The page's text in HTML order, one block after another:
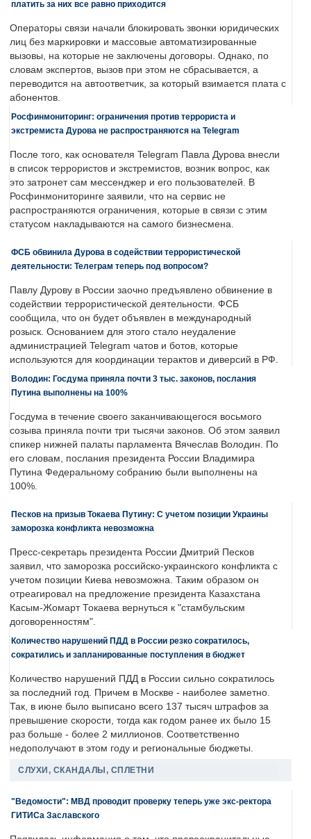
платить за них все равно приходится
Операторы связи начали блокировать звонки юридических
лиц без маркировки и массовые автоматизированные
вызовы, на которые не заключены договоры. Однако, по
словам экспертов, вызов при этом не сбрасывается, а
переводится на автоответчик, за который взимается плата с
абонентов.
Росфинмониторинг: ограничения против террориста и
экстремиста Дурова не распространяются на Telegram
После того, как основателя Telegram Павла Дурова внесли
в список террористов и экстремистов, возник вопрос, как
это затронет сам мессенджер и его пользователей. В
Росфинмониторинге заявили, что на сервис не
распространяются ограничения, которые в связи с этим
статусом накладываются на самого бизнесмена.
ФСБ обвинила Дурова в содействии террористической
деятельности: Телеграм теперь под вопросом?
Павлу Дурову в России заочно предъявлено обвинение в
содействии террористической деятельности. ФСБ
сообщила, что он будет объявлен в международный
розыск. Основанием для этого стало неудаление
администрацией Telegram чатов и ботов, которые
используются для координации терактов и диверсий в РФ.
Володин: Госдума приняла почти 3 тыс. законов, послания
Путина выполнены на 100%
Госдума в течение своего заканчивающегося восьмого
созыва приняла почти три тысячи законов. Об этом заявил
спикер нижней палаты парламента Вячеслав Володин. По
его словам, послания президента России Владимира
Путина Федеральному собранию были выполнены на
100%.
Песков на призыв Токаева Путину: С учетом позиции Украины
заморозка конфликта невозможна
Пресс-секретарь президента России Дмитрий Песков
заявил, что заморозка российско-украинского конфликта с
учетом позиции Киева невозможна. Таким образом он
отреагировал на предложение президента Казахстана
Касым-Жомарт Токаева вернуться к "стамбульским
договоренностям".
Количество нарушений ПДД в России резко сократилось,
сократились и запланированные поступления в бюджет
Количество нарушений ПДД в России сильно сократилось
за последний год. Причем в Москве - наиболее заметно.
Так, в июне было выписано всего 137 тысяч штрафов за
превышение скорости, тогда как годом ранее их было 15
раз больше - более 2 миллионов. Соответственно
недополучают в этом году и региональные бюджеты.
СЛУХИ, СКАНДАЛЫ, СПЛЕТНИ
"Ведомости": МВД проводит проверку теперь уже экс-ректора
ГИТИСа Заславского